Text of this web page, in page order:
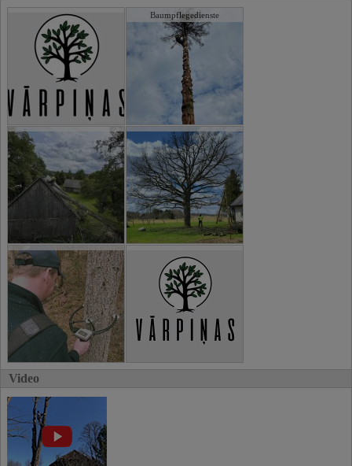
Baumpflegedienste
Video